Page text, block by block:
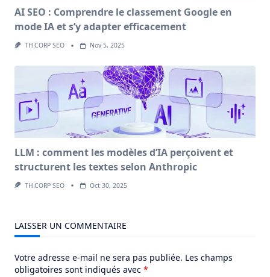
AI SEO : Comprendre le classement Google en
mode IA et s’y adapter efficacement
TH.CORP SEO Nov 5, 2025
LLM : comment les modèles d’IA perçoivent et
structurent les textes selon Anthropic
TH.CORP SEO Oct 30, 2025
LAISSER UN COMMENTAIRE
Votre adresse e-mail ne sera pas publiée. Les champs
obligatoires sont indiqués avec *